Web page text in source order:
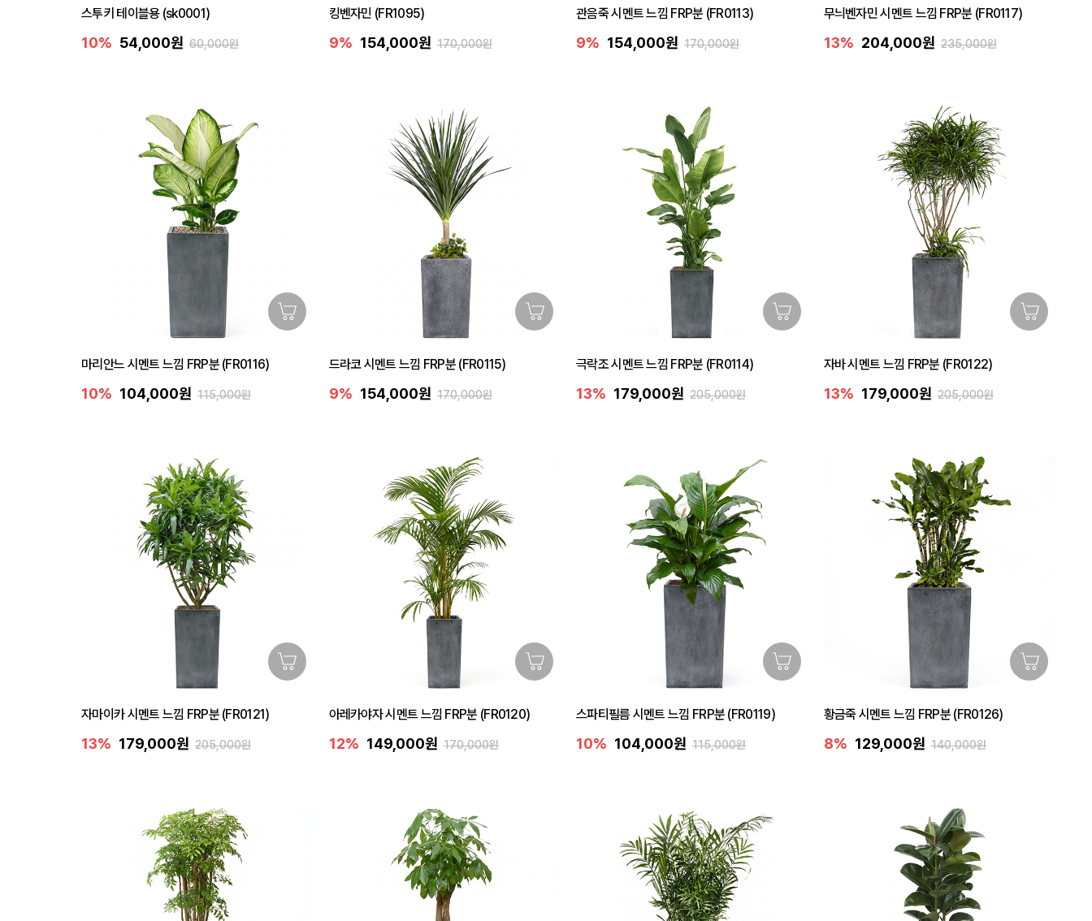
스투키 테이블용 (sk0001)
10% 54,000원 60,000원
킹벤자민 (FR1095)
9% 154,000원 170,000원
관음죽 시멘트 느낌 FRP분 (FR0113)
9% 154,000원 170,000원
무늬벤자민 시멘트 느낌 FRP분 (FR0117)
13% 204,000원 235,000원
마리안느 시멘트 느낌 FRP분 (FR0116)
10% 104,000원 115,000원
드라코 시멘트 느낌 FRP분 (FR0115)
9% 154,000원 170,000원
극락조 시멘트 느낌 FRP분 (FR0114)
13% 179,000원 205,000원
자바 시멘트 느낌 FRP분 (FR0122)
13% 179,000원 205,000원
자마이카 시멘트 느낌 FRP분 (FR0121)
13% 179,000원 205,000원
아레카야자 시멘트 느낌 FRP분 (FR0120)
12% 149,000원 170,000원
스파티필름 시멘트 느낌 FRP분 (FR0119)
10% 104,000원 115,000원
황금죽 시멘트 느낌 FRP분 (FR0126)
8% 129,000원 140,000원